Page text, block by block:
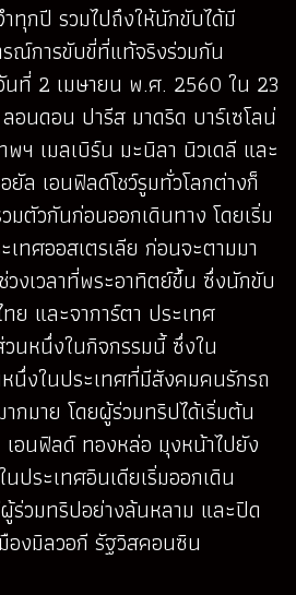
ทุกปี รวมไปถึงให้นักขับได้มี
ณ์การขับขี่ที่แท้จริงร่วมกัน
ที่ 2 เมษายน พ.ศ. 2560 ใน 23
อนดอน ปารีส มาดริด บาร์เซโลน่
พฯ เมลเบิร์น มะนิลา นิวเดลี และ
ล เอนฟิลด์โชว์รูมทั่วโลกต่างก็
มตัวกันก่อนออกเดินทาง โดยเริ่ม
ทศออสเตรเลีย ก่อนจะตามมา
วงเวลาที่พระอาทิตย์ขึ้น ซึ่งนักขับ
ย และจาการ์ตา ประเทศ
นหนึ่งในกิจกรรมนี้ ซึ่งใน
นึ่งในประเทศที่มีสังคมคนรักรถ
กมาย โดยผู้ร่วมทริปได้เริ่มต้น
เอนฟิลด์ ทองหล่อ มุงหน้าไปยัง
ระเทศอินเดียเริ่มออกเดิน
ร่วมทริปอย่างล้นหลาม และปิด
องมิลวอกี รัฐวิสคอนซิน